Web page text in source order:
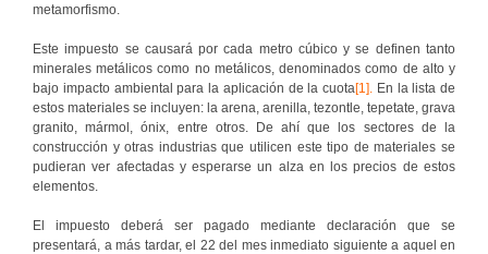
metamorfismo.
Este impuesto se causará por cada metro cúbico y se definen tanto
minerales metálicos como no metálicos, denominados como de alto y
bajo impacto ambiental para la aplicación de la cuota[1] En la lista de
estos materiales se incluyen: la arena, arenilla, tezontle, tepetate, grava
granito, mármol, ónix, entre otros. De ahí que los sectores de la
construcción y otras industrias que utilicen este tipo de materiales se
pudieran ver afectadas y esperarse un alza en los precios de estos
elementos.
El impuesto deberá ser pagado mediante declaración que se
presentará, a más tardar, el 22 del mes inmediato siguiente a aquel en